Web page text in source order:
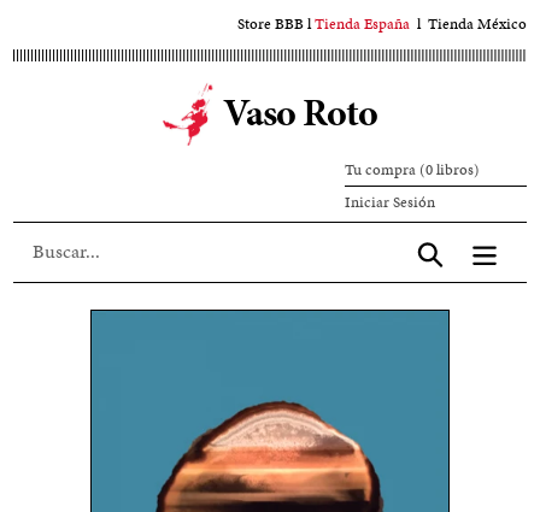
al
Store BBBlTienda España l Tienda México
Vaso Roto
Tu compra (0 libros)
Iniciar SesiónIniciar
sesión
Aceptar